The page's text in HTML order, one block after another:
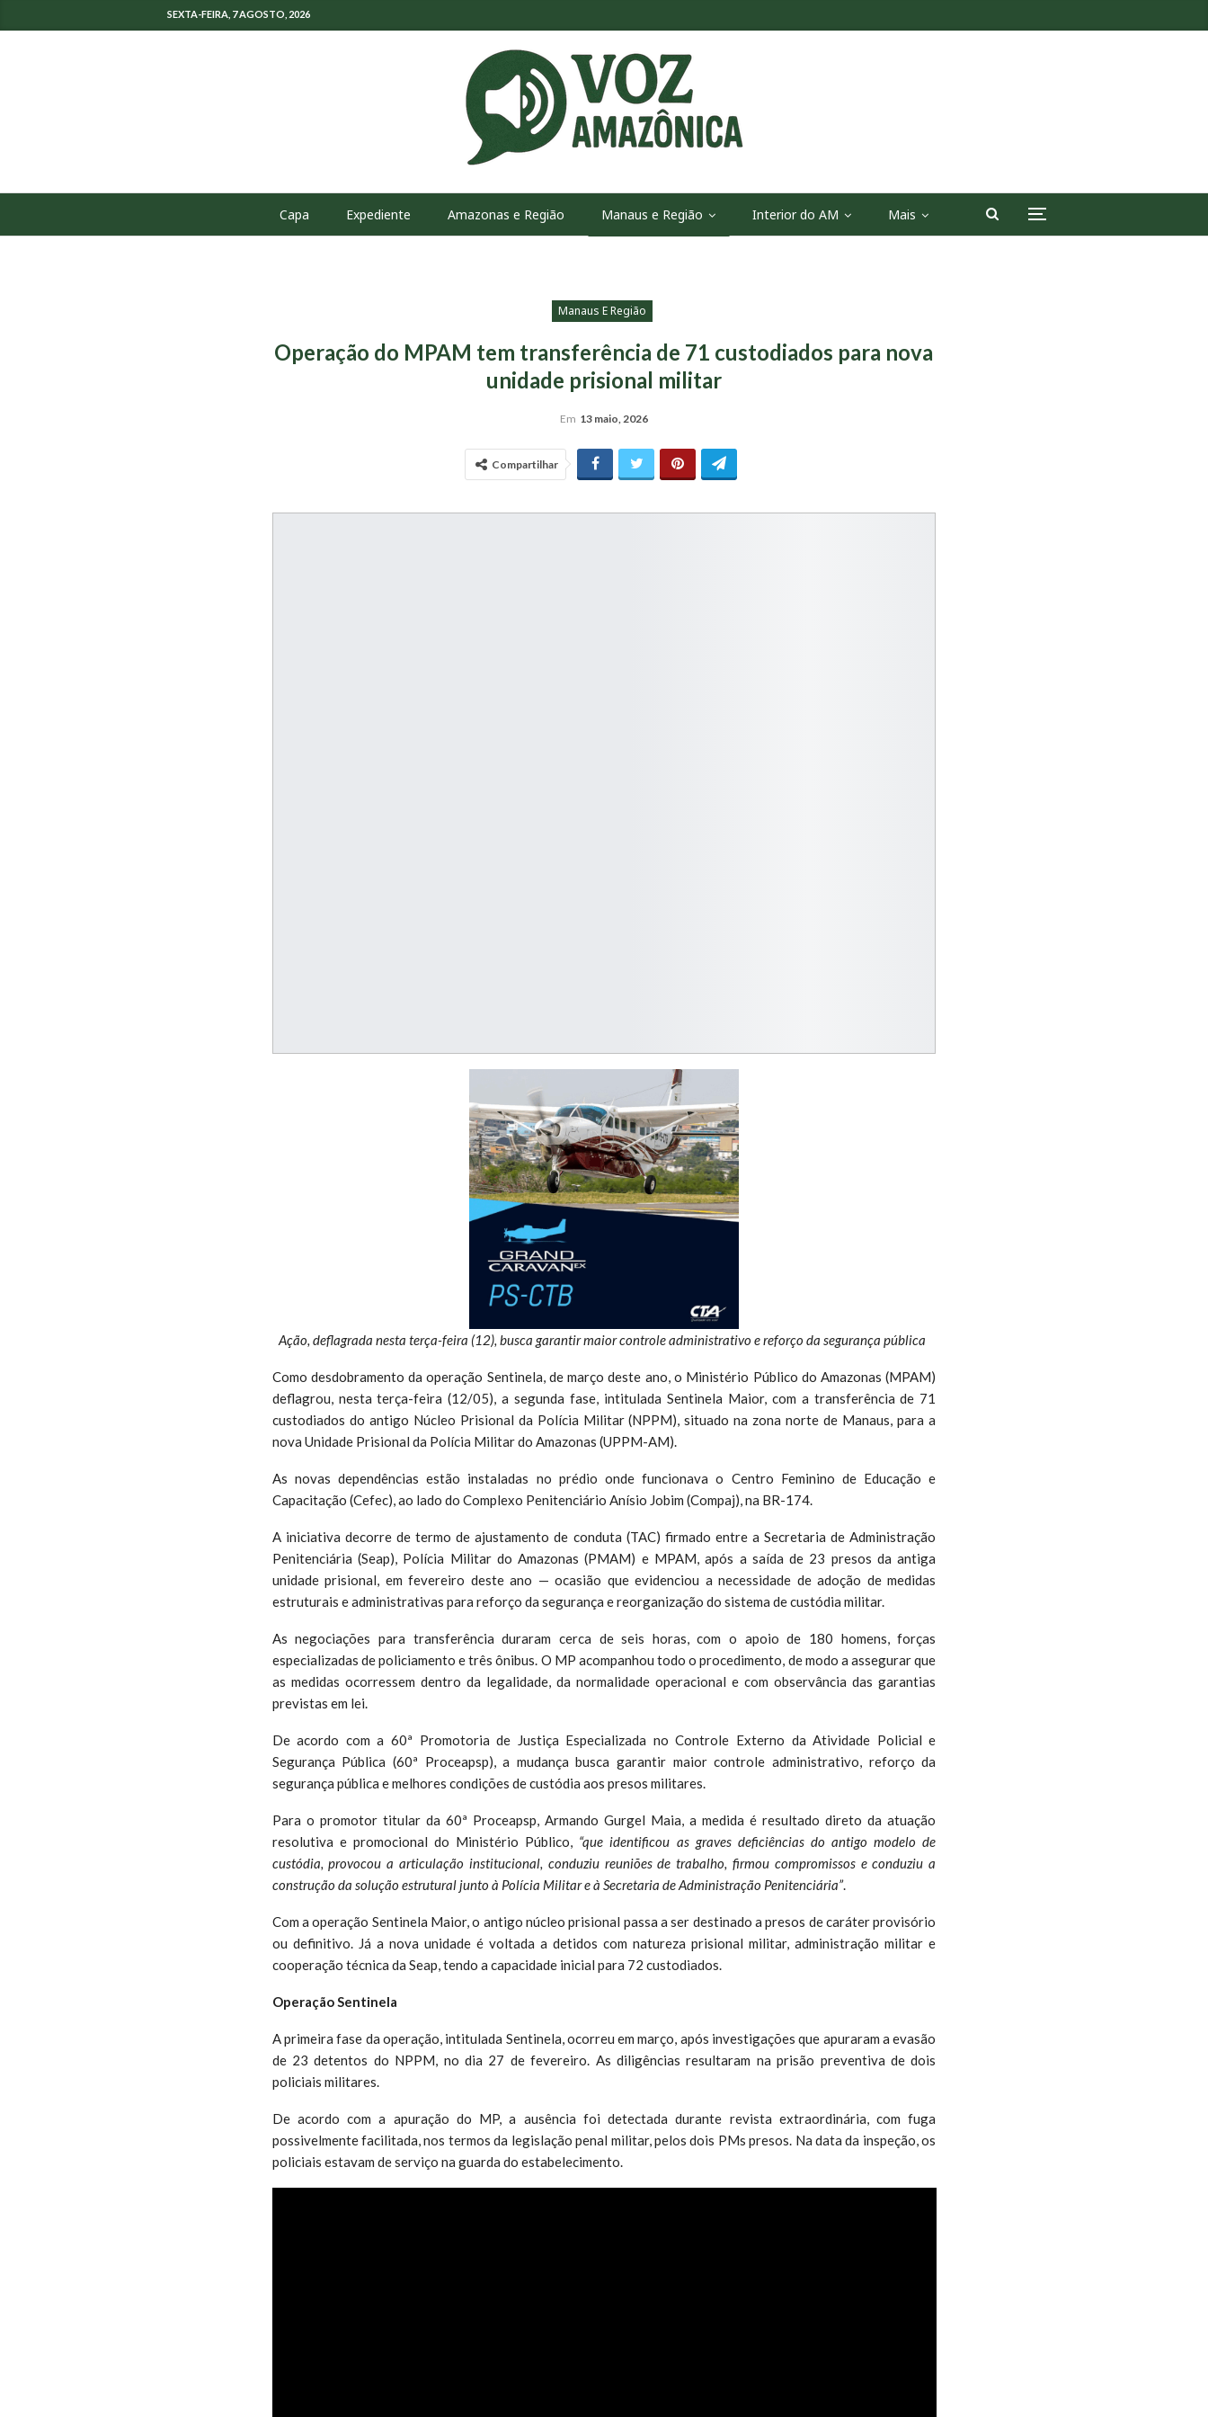
SEXTA-FEIRA, 7 AGOSTO, 2026
Capa Expediente Amazonas e Região Manaus e Região Interior do AM Mais
Manaus E Região
Operação do MPAM tem transferência de 71 custodiados para nova
unidade prisional militar
Em 13 maio, 2026
Compartilhar
Ação, deflagrada nesta terça-feira (12), busca garantir maior controle administrativo e reforço da segurança pública
Como desdobramento da operação Sentinela, de março deste ano, o Ministério Público do Amazonas (MPAM)
deflagrou, nesta terça-feira (12/05), a segunda fase, intitulada Sentinela Maior, com a transferência de 71
custodiados do antigo Núcleo Prisional da Polícia Militar (NPPM), situado na zona norte de Manaus, para a
nova Unidade Prisional da Polícia Militar do Amazonas (UPPM-AM).
As novas dependências estão instaladas no prédio onde funcionava o Centro Feminino de Educação e
Capacitação (Cefec), ao lado do Complexo Penitenciário Anísio Jobim (Compaj), na BR-174.
A iniciativa decorre de termo de ajustamento de conduta (TAC) firmado entre a Secretaria de Administração
Penitenciária (Seap), Polícia Militar do Amazonas (PMAM) e MPAM, após a saída de 23 presos da antiga
unidade prisional, em fevereiro deste ano — ocasião que evidenciou a necessidade de adoção de medidas
estruturais e administrativas para reforço da segurança e reorganização do sistema de custódia militar.
As negociações para transferência duraram cerca de seis horas, com o apoio de 180 homens, forças
especializadas de policiamento e três ônibus. O MP acompanhou todo o procedimento, de modo a assegurar que
as medidas ocorressem dentro da legalidade, da normalidade operacional e com observância das garantias
previstas em lei.
De acordo com a 60ª Promotoria de Justiça Especializada no Controle Externo da Atividade Policial e
Segurança Pública (60ª Proceapsp), a mudança busca garantir maior controle administrativo, reforço da
segurança pública e melhores condições de custódia aos presos militares.
Para o promotor titular da 60ª Proceapsp, Armando Gurgel Maia, a medida é resultado direto da atuação
resolutiva e promocional do Ministério Público, “que identificou as graves deficiências do antigo modelo de
custódia, provocou a articulação institucional, conduziu reuniões de trabalho, firmou compromissos e conduziu a
construção da solução estrutural junto à Polícia Militar e à Secretaria de Administração Penitenciária”.
Com a operação Sentinela Maior, o antigo núcleo prisional passa a ser destinado a presos de caráter provisório
ou definitivo. Já a nova unidade é voltada a detidos com natureza prisional militar, administração militar e
cooperação técnica da Seap, tendo a capacidade inicial para 72 custodiados.
Operação Sentinela
A primeira fase da operação, intitulada Sentinela, ocorreu em março, após investigações que apuraram a evasão
de 23 detentos do NPPM, no dia 27 de fevereiro. As diligências resultaram na prisão preventiva de dois
policiais militares.
De acordo com a apuração do MP, a ausência foi detectada durante revista extraordinária, com fuga
possivelmente facilitada, nos termos da legislação penal militar, pelos dois PMs presos. Na data da inspeção, os
policiais estavam de serviço na guarda do estabelecimento.